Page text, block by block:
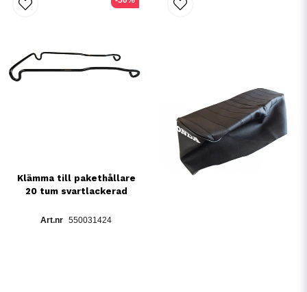
Klämma till pakethållare
20 tum svartlackerad
550031424